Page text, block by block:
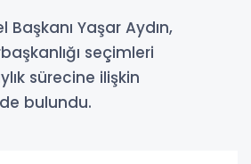
Başkanı Yaşar Aydın,
seçimleri
sürecine ilişkin
bulundu.